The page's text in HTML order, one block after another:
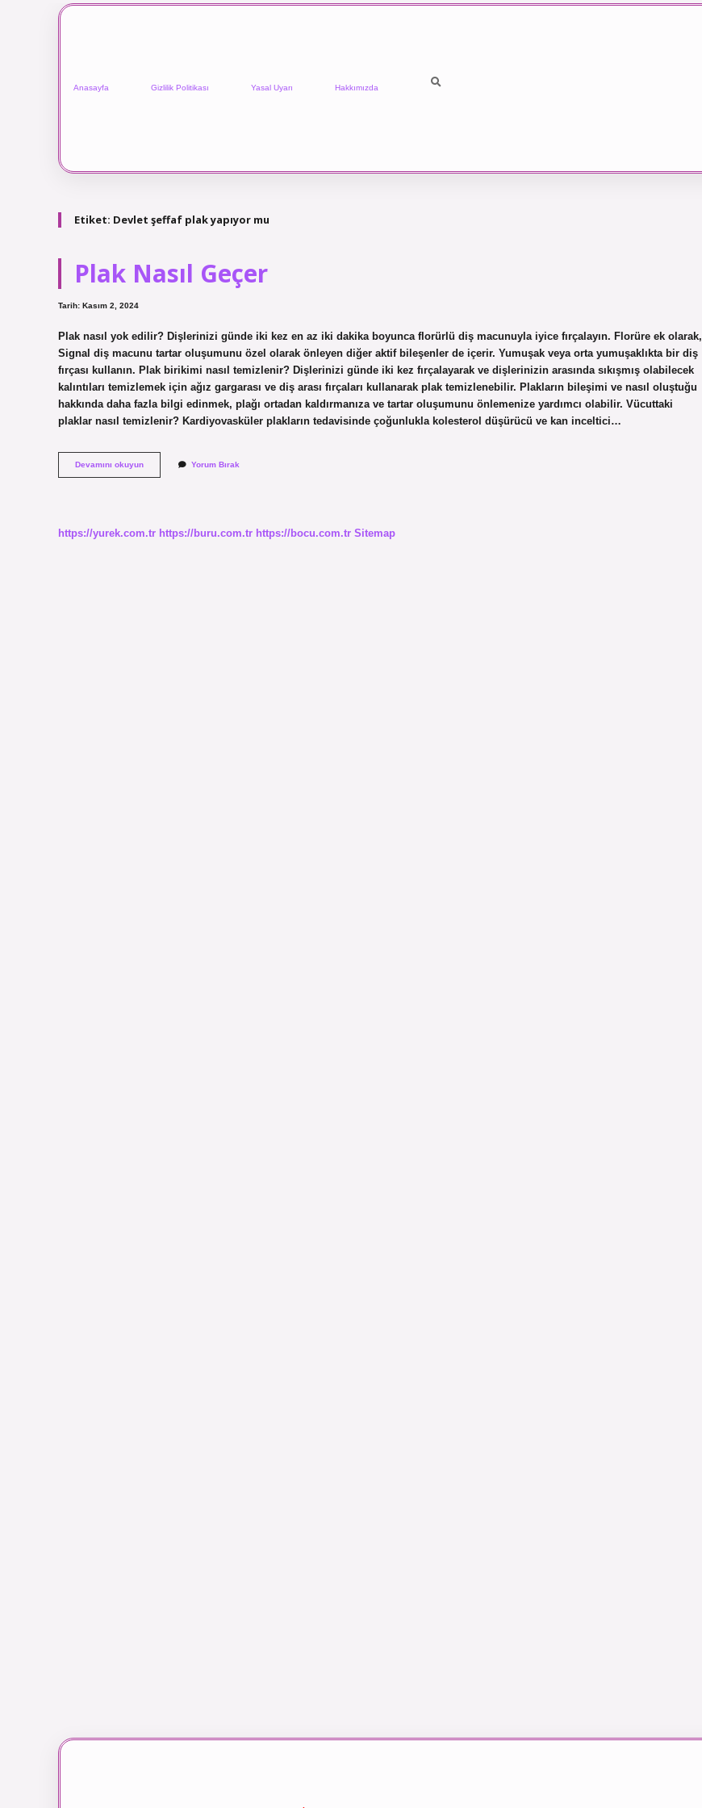
Anasayfa Gizlilik Politikası Yasal Uyarı Hakkımızda
Etiket: Devlet şeffaf plak yapıyor mu
Plak Nasıl Geçer
Tarih: Kasım 2, 2024
Plak nasıl yok edilir? Dişlerinizi günde iki kez en az iki dakika boyunca florürlü diş macunuyla iyice fırçalayın. Florüre ek olarak,
Signal diş macunu tartar oluşumunu özel olarak önleyen diğer aktif bileşenler de içerir. Yumuşak veya orta yumuşaklıkta bir diş
fırçası kullanın. Plak birikimi nasıl temizlenir? Dişlerinizi günde iki kez fırçalayarak ve dişlerinizin arasında sıkışmış olabilecek
kalıntıları temizlemek için ağız gargarası ve diş arası fırçaları kullanarak plak temizlenebilir. Plakların bileşimi ve nasıl oluştuğu
hakkında daha fazla bilgi edinmek, plağı ortadan kaldırmanıza ve tartar oluşumunu önlemenize yardımcı olabilir. Vücuttaki
plaklar nasıl temizlenir? Kardiyovasküler plakların tedavisinde çoğunlukla kolesterol düşürücü ve kan inceltici…
Devamını okuyunPlak
Nasıl
Yorum Bırak
https://yurek.com.tr https://buru.com.tr https://bocu.com.tr Sitemap